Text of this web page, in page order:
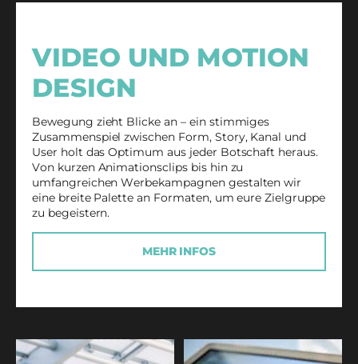
VIDEO UND MOTION
DESIGN
Bewegung zieht Blicke an – ein stimmiges
Zusammenspiel zwischen Form, Story, Kanal und
User holt das Optimum aus jeder Botschaft heraus.
Von kurzen Animationsclips bis hin zu
umfangreichen Werbekampagnen gestalten wir
eine breite Palette an Formaten, um eure Zielgruppe
zu begeistern.
MEHR INFOS